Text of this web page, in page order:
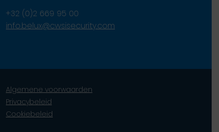
+32 (0)2 669 95 00
info.belux@cwsisecurity.com
Algemene voorwaarden
Privacybeleid
Cookiebeleid